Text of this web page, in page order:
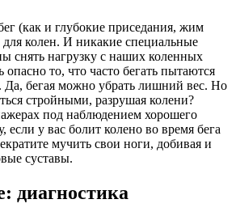
(как и глубокие приседания, жим
для колен. И никакие специальные
снять нагрузку с наших коленных
то, что часто бегать пытаются
бегая можно убрать лишний вес. Но
стройными, разрушая колени?
под наблюдением хорошего
если у вас болит колено во время бега
мучить свои ноги, добивая и
суставы.
диагностика